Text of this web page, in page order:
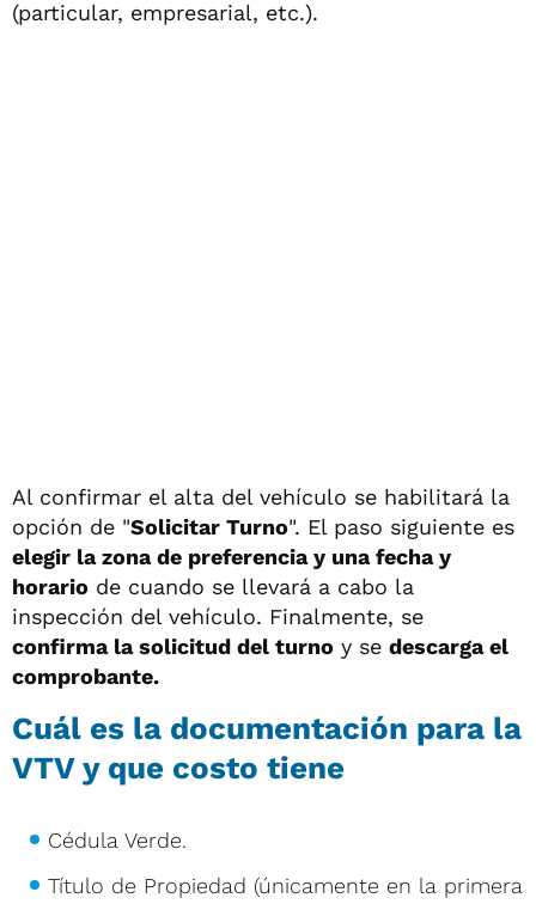
(particular, empresarial, etc.).
Al confirmar el alta del vehículo se habilitará la
opción de "Solicitar Turno". El paso siguiente es
elegir la zona de preferencia y una fecha y
horario de cuando se llevará a cabo la
inspección del vehículo. Finalmente, se
confirma la solicitud del turno y se descarga el
comprobante.
Cuál es la documentación para la
VTV y que costo tiene
Cédula Verde.
Título de Propiedad (únicamente en la primera